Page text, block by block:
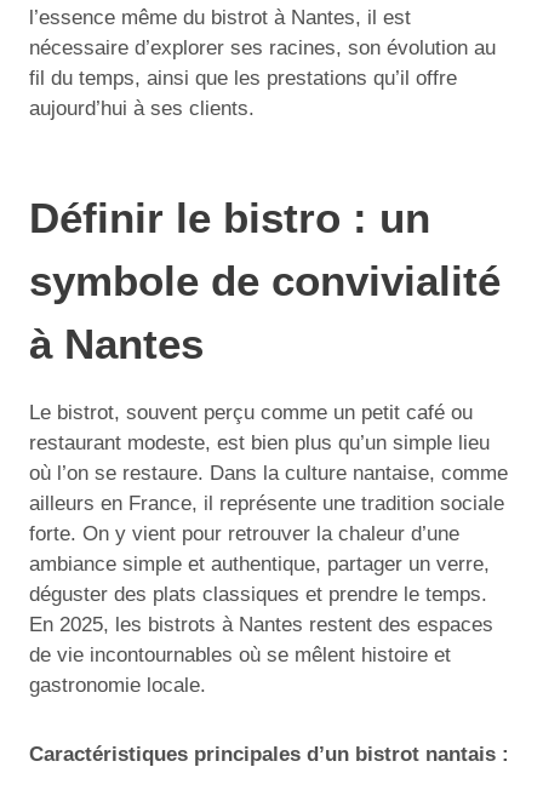
l’essence même du bistrot à Nantes, il est
nécessaire d’explorer ses racines, son évolution au
fil du temps, ainsi que les prestations qu’il offre
aujourd’hui à ses clients.
Définir le bistro : un
symbole de convivialité
à Nantes
Le bistrot, souvent perçu comme un petit café ou
restaurant modeste, est bien plus qu’un simple lieu
où l’on se restaure. Dans la culture nantaise, comme
ailleurs en France, il représente une tradition sociale
forte. On y vient pour retrouver la chaleur d’une
ambiance simple et authentique, partager un verre,
déguster des plats classiques et prendre le temps.
En 2025, les bistrots à Nantes restent des espaces
de vie incontournables où se mêlent histoire et
gastronomie locale.
Caractéristiques principales d’un bistrot nantais :